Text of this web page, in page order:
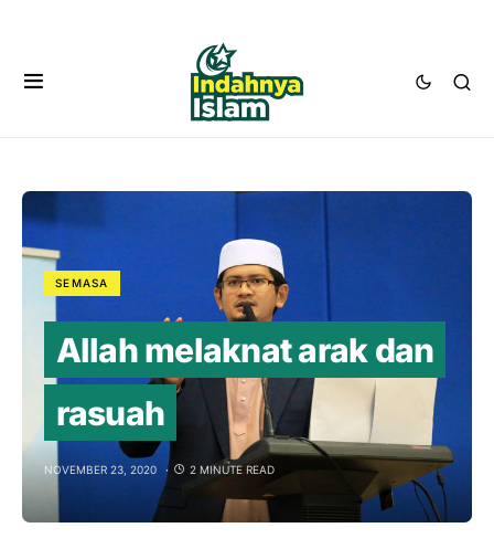
SEMASA
Allah melaknat arak dan
rasuah
NOVEMBER 23, 2020 2 MINUTE READ